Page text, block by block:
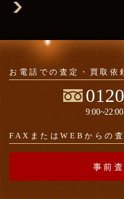
お電話での 査定・買取依
9:00~22:00
FAXまたはWEBからの
事前